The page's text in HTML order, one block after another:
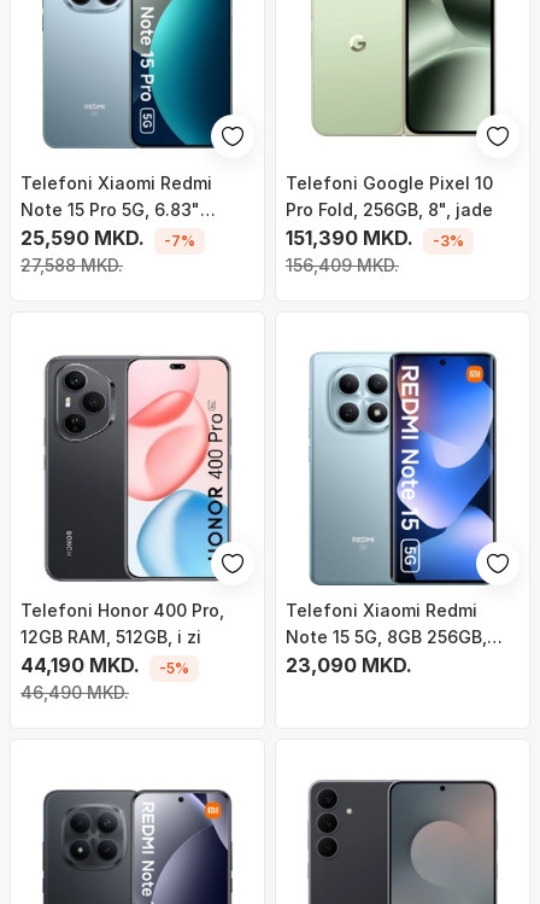
Telefoni Xiaomi Redmi
Note 15 Pro 5G, 6.83"
AMOLED, 8GB 256GB, blu
25,590 MKD.
27,588 MKD.
-7%
Telefoni Google Pixel 10
Pro Fold, 256GB, 8", jade
151,390 MKD.
156,409 MKD.
-3%
Telefoni Honor 400 Pro,
12GB RAM, 512GB, i zi
44,190 MKD.
46,490 MKD.
-5%
Telefoni Xiaomi Redmi
Note 15 5G, 8GB 256GB,
AMOLED 120Hz, Glacier
23,090 MKD.